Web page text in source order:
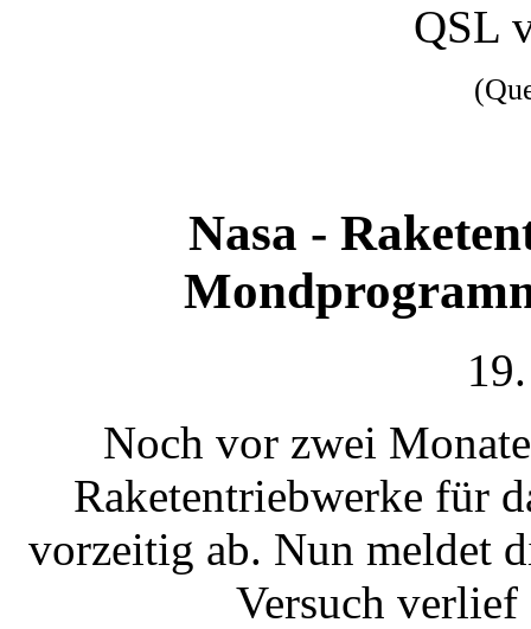
QSL
Nasa -
Noch vor zwei
Raketentriebwerke für
vorzeitig ab. Nun meldet
Versuch